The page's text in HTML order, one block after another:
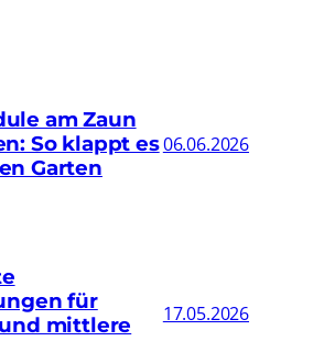
am Zaun
So klappt es
Garten
06.06.2026
für
mittlere
17.05.2026